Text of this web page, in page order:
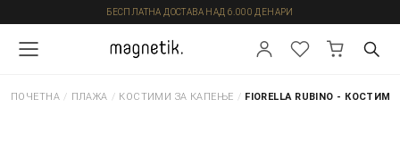
БЕСПЛАТНА ДОСТАВА НАД 6.000 ДЕНАРИ
ПОЧЕТНА / ПЛАЖА / КОСТИМИ ЗА КАПЕЊЕ / FIORELLA RUBINO -